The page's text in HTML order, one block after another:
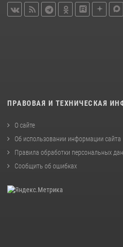
ПРАВОВАЯ И ТЕХНИЧЕСКАЯ
О сайте
Об использовании информации сайта
Правила обработки персональных
Сообщить об ошибках